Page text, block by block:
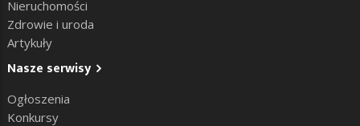
Nieruchomości
Zdrowie i uroda
Artykuły
Nasze serwisy
Ogłoszenia
Konkursy